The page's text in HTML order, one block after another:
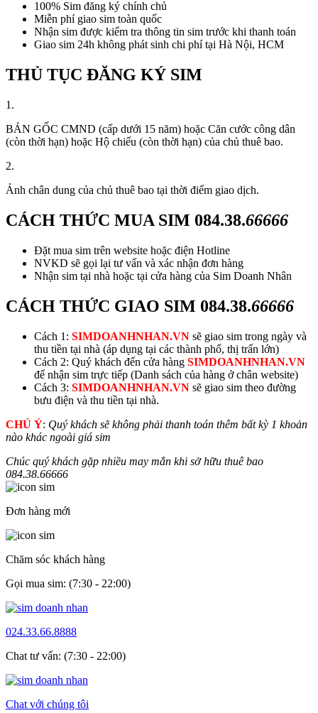
100% Sim đăng ký chính chủ
Miễn phí giao sim toàn quốc
Nhận sim được kiểm tra thông tin sim trước khi thanh toán
Giao sim 24h không phát sinh chi phí tại Hà Nội, HCM
THỦ TỤC ĐĂNG KÝ SIM
1.
BẢN GỐC CMND (cấp dưới 15 năm) hoặc Căn cước công dân
(còn thời hạn) hoặc Hộ chiếu (còn thời hạn) của chủ thuê bao.
2.
Ảnh chân dung của chủ thuê bao tại thời điểm giao dịch.
CÁCH THỨC MUA SIM 084.38.66666
Đặt mua sim trên website hoặc điện Hotline
NVKD sẽ gọi lại tư vấn và xác nhận đơn hàng
Nhận sim tại nhà hoặc tại cửa hàng của Sim Doanh Nhân
CÁCH THỨC GIAO SIM 084.38.66666
Cách 1: SIMDOANHNHAN.VN sẽ giao sim trong ngày và
thu tiền tại nhà (áp dụng tại các thành phố, thị trấn lớn)
Cách 2: Quý khách đến cửa hàng SIMDOANHNHAN.VN
để nhận sim trực tiếp (Danh sách của hàng ở chân website)
Cách 3: SIMDOANHNHAN.VN sẽ giao sim theo đường
bưu điện và thu tiền tại nhà.
CHÚ Ý: Quý khách sẽ không phải thanh toán thêm bất kỳ 1 khoản
nào khác ngoài giá sim
Chúc quý khách gặp nhiều may mắn khi sở hữu thuê bao
084.38.66666
Đơn hàng mới
Chăm sóc khách hàng
Gọi mua sim: (7:30 - 22:00)
024.33.66.8888
Chat tư vấn: (7:30 - 22:00)
Chat với chúng tôi